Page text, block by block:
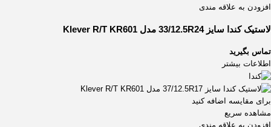
افزودن به علاقه مندی
لاستیک کندا سایز 33/12.5R24 مدل Klever R/T KR601
تماس بگیرید
اطلاعات بیشتر
برای مقایسه اضافه کنید
مشاهده سریع
افزودن به علاقه مندی